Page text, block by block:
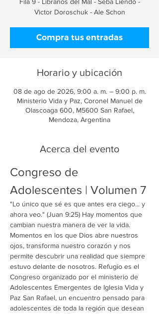
Victor Doroschuk - Ale Schon
Compra tus entradas
Horario y ubicación
08 de ago de 2026, 9:00 a. m. – 9:00 p. m.
Ministerio Vida y Paz, Coronel Manuel de
Olascoaga 600, M5600 San Rafael,
Mendoza, Argentina
Acerca del evento
Congreso de
Adolescentes | Volumen 7
"Lo único que sé es que antes era ciego... y
ahora veo." (Juan 9:25) Hay momentos que
cambian nuestra manera de ver la vida.
Momentos en los que Dios abre nuestros
ojos, transforma nuestro corazón y nos
permite descubrir una realidad que siempre
estuvo delante de nosotros. Refugio es el
Congreso organizado por el ministerio de
Adolescentes Emergentes de Iglesia Vida y
Paz San Rafael, un encuentro pensado para
adolescentes de toda la región que desean